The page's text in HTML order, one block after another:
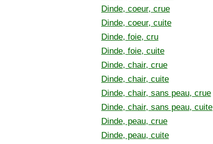
Dinde, coeur, crue
Dinde, coeur, cuite
Dinde, foie, cru
Dinde, foie, cuite
Dinde, chair, crue
Dinde, chair, cuite
Dinde, chair, sans peau, crue
Dinde, chair, sans peau, cuite
Dinde, peau, crue
Dinde, peau, cuite